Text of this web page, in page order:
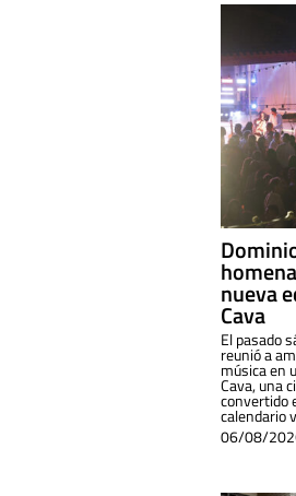
nueva
Cava
El pasado
reunió a
música en
Cava, una
convertido
calendario
06/08/